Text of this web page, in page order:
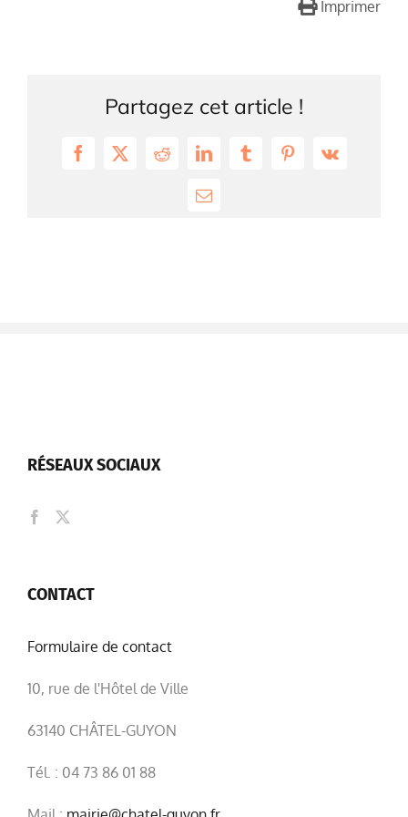
Imprimer
Partagez cet article !
Facebook
X RedditLinkedInTumblrPinterest
Vk
Email
RÉSEAUX SOCIAUX
CONTACT
Formulaire de contact
10, rue de l'Hôtel de Ville
63140 CHÂTEL-GUYON
Tél. : 04 73 86 01 88